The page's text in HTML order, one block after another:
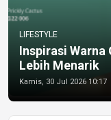
LIFESTYLE
Inspirasi Warna
Lebih Menarik
Kamis, 30 Jul 2026 10:17